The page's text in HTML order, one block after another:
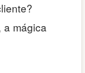
a mágica